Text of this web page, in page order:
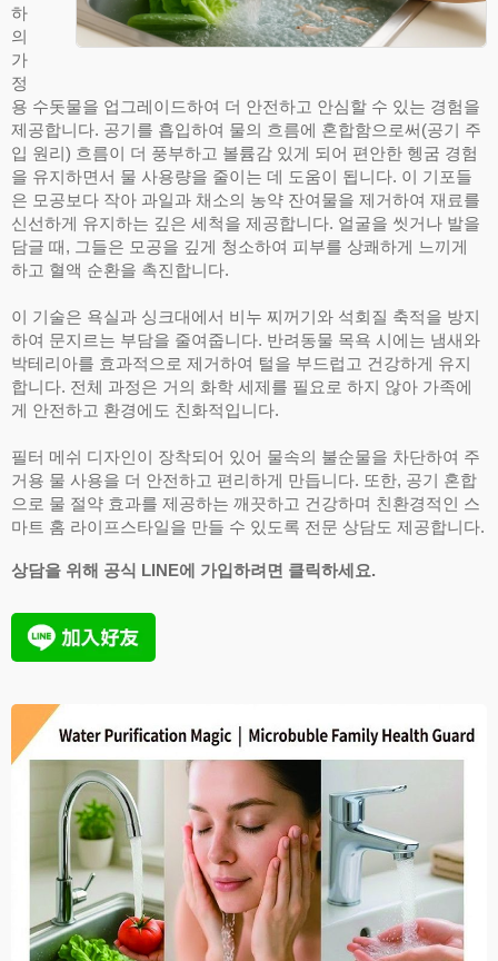
하
의
가
정
용 수돗물을 업그레이드하여 더 안전하고 안심할 수 있는 경험을
제공합니다. 공기를 흡입하여 물의 흐름에 혼합함으로써(공기 주
입 원리) 흐름이 더 풍부하고 볼륨감 있게 되어 편안한 헹굼 경험
을 유지하면서 물 사용량을 줄이는 데 도움이 됩니다. 이 기포들
은 모공보다 작아 과일과 채소의 농약 잔여물을 제거하여 재료를
신선하게 유지하는 깊은 세척을 제공합니다. 얼굴을 씻거나 발을
담글 때, 그들은 모공을 깊게 청소하여 피부를 상쾌하게 느끼게
하고 혈액 순환을 촉진합니다.
이 기술은 욕실과 싱크대에서 비누 찌꺼기와 석회질 축적을 방지
하여 문지르는 부담을 줄여줍니다. 반려동물 목욕 시에는 냄새와
박테리아를 효과적으로 제거하여 털을 부드럽고 건강하게 유지
합니다. 전체 과정은 거의 화학 세제를 필요로 하지 않아 가족에
게 안전하고 환경에도 친화적입니다.
필터 메쉬 디자인이 장착되어 있어 물속의 불순물을 차단하여 주
거용 물 사용을 더 안전하고 편리하게 만듭니다. 또한, 공기 혼합
으로 물 절약 효과를 제공하는 깨끗하고 건강하며 친환경적인 스
마트 홈 라이프스타일을 만들 수 있도록 전문 상담도 제공합니다.
상담을 위해 공식 LINE에 가입하려면 클릭하세요.